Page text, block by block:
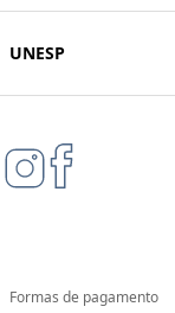
UNESP
Formas de pagamento